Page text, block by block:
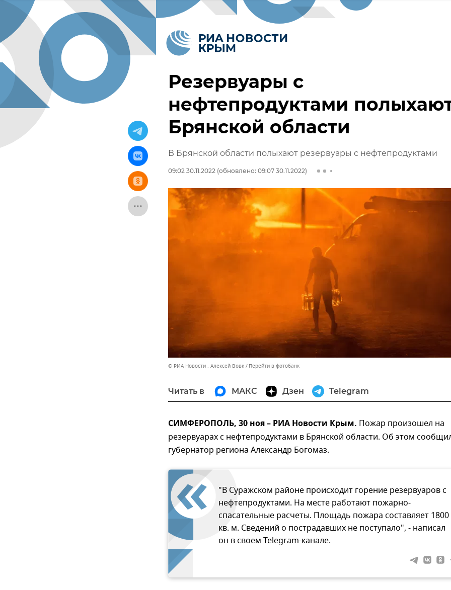
Резервуары с
нефтепродуктами
Брянской области
В Брянской области полыхают резервуары с нефтепродуктами
09:02 30.11.2022 (обновлено: 09:07 30.11.2022)
© РИА Новости . Алексей Вовк Перейти в фотобанк
Читать в МАКС Дзен Telegram
СИМФЕРОПОЛЬ, 30 ноя – РИА Новости Крым. Пожар произошел на
резервуарах с нефтепродуктами в Брянской области. Об этом
губернатор региона Александр Богомаз.
"В Суражском районе происходит горение резервуаров с
нефтепродуктами. На месте работают пожарно-
спасательные расчеты. Площадь пожара составляет 1800
кв. м. Сведений о пострадавших не поступало", - написал
он в своем Telegram-канале.